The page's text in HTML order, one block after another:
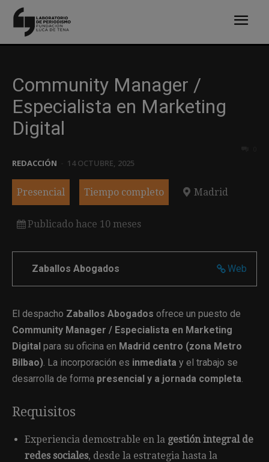
Community Manager /
Especialista en Marketing
Digital
REDACCIÓN 14 OCTUBRE, 2025
Presencial Tiempo completo Madrid
Publicado hace 10 meses
Web
Zaballos Abogados
El despacho Zaballos Abogados ofrece un puesto de
Community Manager / Especialista en Marketing
Digital para su oficina en Madrid centro (zona Metro
Bilbao) . La incorporación es inmediata y el trabajo se
desarrolla de forma presencial y a jornada completa
Requisitos
Experiencia demostrable en la gestión integral de
redes sociales, desde la estrategia hasta la